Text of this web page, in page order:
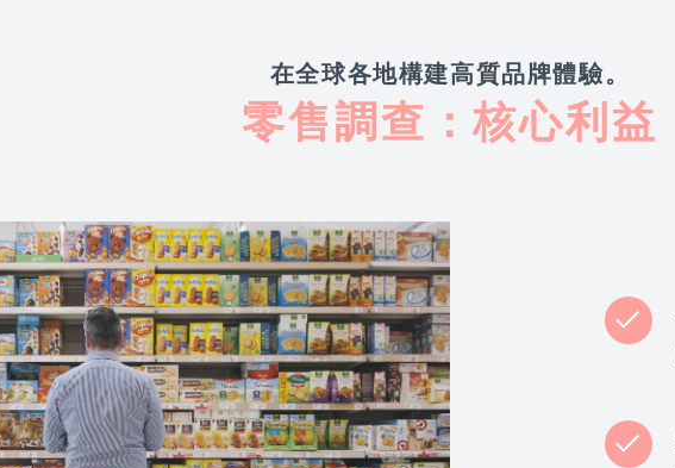
在全球各地構建高質品牌體驗。
零售調查：核心利益